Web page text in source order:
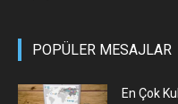
POPÜLER MESAJLAR
En Çok